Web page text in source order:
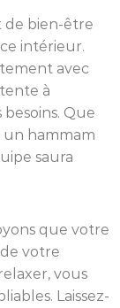
de bien-être
intérieur.
avec
à
Que
un hammam
saura
que votre
votre
vous
Laissez-